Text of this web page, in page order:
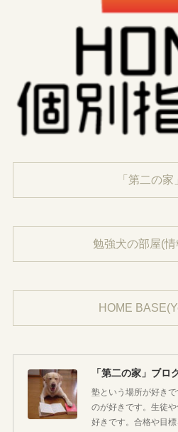
「第二の家
勉強犬の部屋(
HOME
塾という場所が好き
のが好きです。生徒
好きです。合格や目